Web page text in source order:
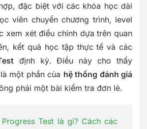
đặc biệt với các khóa học dài
viên chuyển chương trình, level
xem xét điều chỉnh dựa trên quan
kết quả học tập thực tế và các
định kỳ. Điều này cho thấy
một phần của hệ thống đánh giá
phải một bài kiểm tra đơn lẻ.
Progress Test là gì? Cách các